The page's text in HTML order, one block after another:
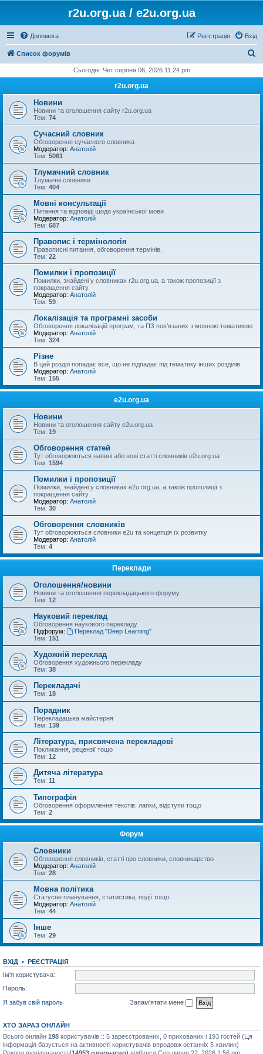
r2u.org.ua / e2u.org.ua
Допомога Вхід
Реєстрація
Список форумів
у
Сьогодні: Чет серпня 06, 2026 11:24 pm
r2u.org.ua
Новини
Новини та оголошення сайту r2u.org.ua
Тем: 74
Сучасний словник
Обговорення сучасного словника
Модератор: Анатолій
Тем: 5061
Тлумачний словник
Тлумачні словники
Тем: 404
Мовні консультації
Питання та відповіді щодо української мови
Модератор: Анатолій
Тем: 687
Правопис і термінологія
Правописні питання, обговорення термінів.
Тем: 22
Помилки і пропозиції
Помилки, знайдені у словниках r2u.org.ua, а також пропозиції з
покращення сайту
Модератор: Анатолій
Тем: 59
Локалізація та програмні засоби
Обговорення локалізацій програм, та ПЗ пов’язаних з мовною тематикою
Модератор: Анатолій
Тем: 324
Різне
В цей розділ попадає все, що не підпадає під тематику інших розділів
Модератор: Анатолій
Тем: 155
e2u.org.ua
Новини
Новини та оголошення сайту e2u.org.ua
Тем: 19
Обговорення статей
Тут обговорюються наявні або нові статті словників e2u.org.ua
Тем: 1594
Помилки і пропозиції
Помилки, знайдені у словниках e2u.org.ua, а також пропозиції з
покращення сайту
Модератор: Анатолій
Тем: 30
Обговорення словників
Тут обговорюються словники e2u та концепція їх розвитку
Модератор: Анатолій
Тем: 4
Переклади
Оголошення/новини
Новини та оголошення перекладацького форуму
Тем: 12
Науковий переклад
Обговорення наукового перекладу
Підфорум:
Переклад "Deep Learning"
Тем: 151
Художній переклад
Обговорення художнього перекладу
Тем: 38
Перекладачі
Тем: 18
Порадник
Перекладацька майстерня
Тем: 139
Література, присвячена перекладові
Покликання, рецензії тощо
Тем: 12
Дитяча література
Тем: 11
Типографія
Обговорення оформлення текстів: лапки, відступи тощо
Тем: 2
Форум
Словники
Обговорення словників, статті про словники, словникарство
Модератор: Анатолій
Тем: 28
Мовна політика
Статусне планування, статистика, події тощо
Модератор: Анатолій
Тем: 44
Інше
Тем: 29
ВХІД • РЕЄСТРАЦІЯ
Ім'я користувача:
Пароль:
Я забув свій пароль
Запам'ятати мене
ХТО ЗАРАЗ ОНЛАЙН
Всього онлайн 198 користувачів :: 5 зареєстрованих, 0 прихованих і 193 гостей (Ця
інформація базується на активності користувачів впродовж останніх 5 хвилин)
Рекорд відвідуваності (14953 одночасно) відбувся Сер липня 22, 2026 1:56 pm